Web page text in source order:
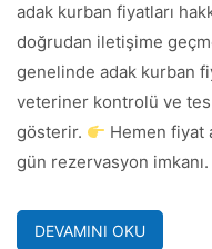
adak kurban fiyatları
doğrudan iletişime
genelinde adak kurban
veteriner kontrolü ve
gösterir.
Hemen fiyat
gün rezervasyon
DEVAMINI OKU